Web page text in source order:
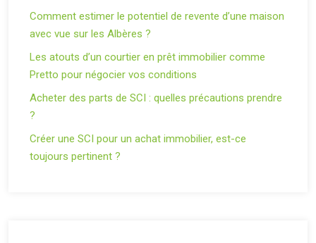
Comment estimer le potentiel de revente d’une maison
avec vue sur les Albères ?
Les atouts d’un courtier en prêt immobilier comme
Pretto pour négocier vos conditions
Acheter des parts de SCI : quelles précautions prendre
?
Créer une SCI pour un achat immobilier, est-ce
toujours pertinent ?